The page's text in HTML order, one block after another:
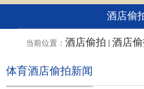
酒店偷
当前位置： 酒店偷拍 酒店
体育酒店偷拍新闻